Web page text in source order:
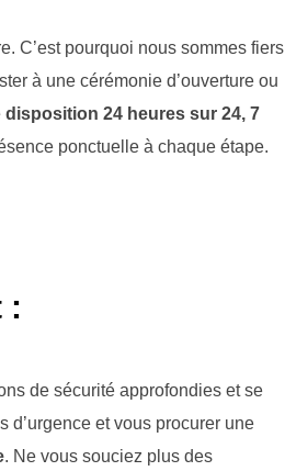
C’est pourquoi nous sommes fiers
à une cérémonie d’ouverture ou
disposition 24 heures sur 24, 7
ponctuelle à chaque étape.
:
de sécurité approfondies et se
d’urgence et vous procurer une
. Ne vous souciez plus des